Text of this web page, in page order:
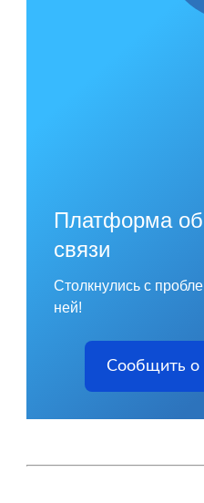
Платформа
связи
Столкнулись с
ней!
Сообщить о